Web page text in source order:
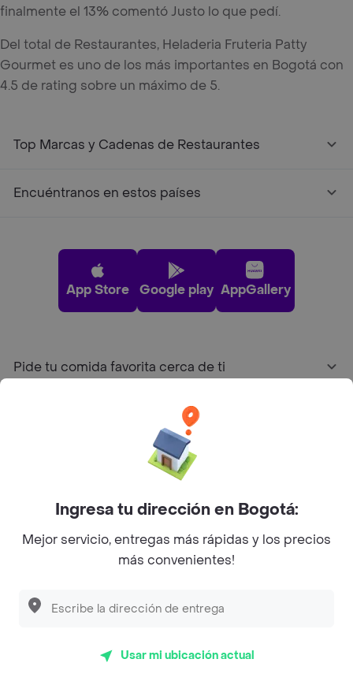
finalmente el 13% comentó Justo lo que pedí.
Del total de Restaurantes, Heladeria Fruteria Patty
Gourmet es uno de los más importantes en Bogotá con
4.5 de rating sobre un máximo de 5.
Top Marcas y Cadenas de Restaurantes
Encuéntranos en estos países
App Store Google play AppGallery
Pide tu comida favorita cerca de ti
Sobre Rappi
Facebook
Twitter
Instagram
Ingresa tu dirección en Bogotá:
Mejor servicio, entregas más rápidas y los precios
más convenientes!
Usar mi ubicación actual